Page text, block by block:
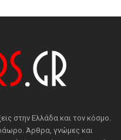
στην Ελλάδα και τον κόσμο.
Άρθρα, γνώμες και